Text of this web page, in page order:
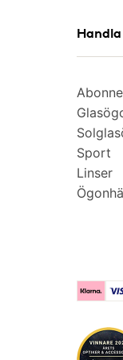
Handla
Sport
Linser
Klarna